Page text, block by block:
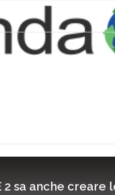
sa anche creare